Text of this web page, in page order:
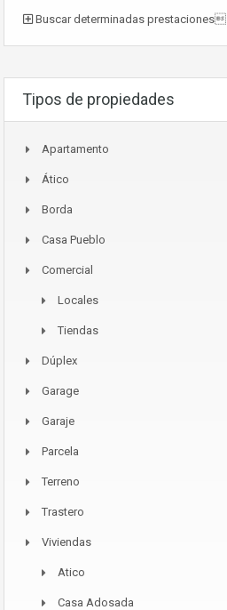
Buscar determinadas prestaciones
Tipos de propiedades
Apartamento
Ático
Borda
Casa Pueblo
Comercial
Locales
Tiendas
Dúplex
Garage
Garaje
Parcela
Terreno
Trastero
Viviendas
Atico
Casa Adosada